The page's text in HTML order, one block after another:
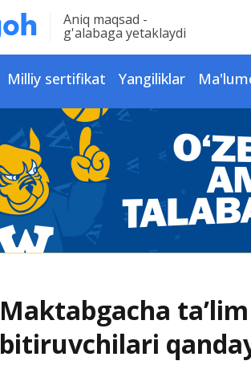
Aniq maqsad -
g'alabaga yetaklaydi
Milliy sertifikat Yangiliklar
Maktabgacha
bitiruvchilari